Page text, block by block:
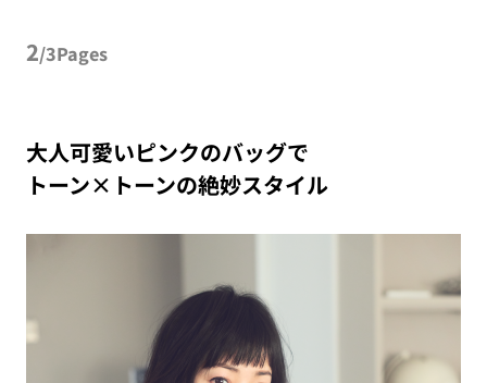
2/3Pages
大人可愛いピンクのバッグで
トーン×トーンの絶妙スタイル